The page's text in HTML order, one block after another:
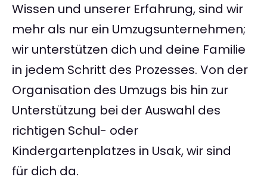
Wissen und unserer Erfahrung, sind wir
mehr als nur ein Umzugsunternehmen;
wir unterstützen dich und deine Familie
in jedem Schritt des Prozesses. Von der
Organisation des Umzugs bis hin zur
Unterstützung bei der Auswahl des
richtigen Schul- oder
Kindergartenplatzes in Usak, wir sind
für dich da.